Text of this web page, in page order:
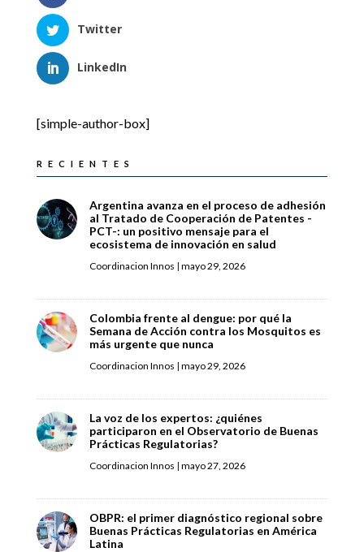
Twitter
LinkedIn
[simple-author-box]
RECIENTES
Argentina avanza en el proceso de adhesión
al Tratado de Cooperación de Patentes -
PCT-: un positivo mensaje para el
ecosistema de innovación en salud
Coordinacion Innos | mayo 29, 2026
Colombia frente al dengue: por qué la
Semana de Acción contra los Mosquitos es
más urgente que nunca
Coordinacion Innos | mayo 29, 2026
La voz de los expertos: ¿quiénes
participaron en el Observatorio de Buenas
Prácticas Regulatorias?
Coordinacion Innos | mayo 27, 2026
OBPR: el primer diagnóstico regional sobre
Buenas Prácticas Regulatorias en América
Latina